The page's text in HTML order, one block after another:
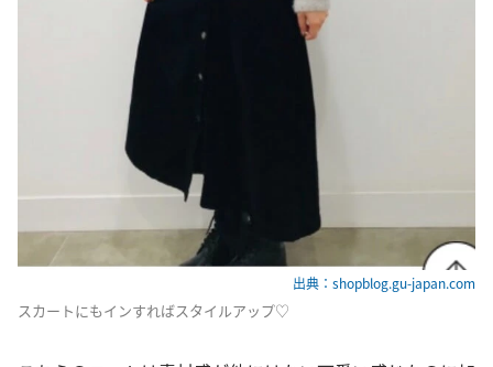
出典：shopblog.gu-japan.com
スカートにもインすればスタイルアップ♡